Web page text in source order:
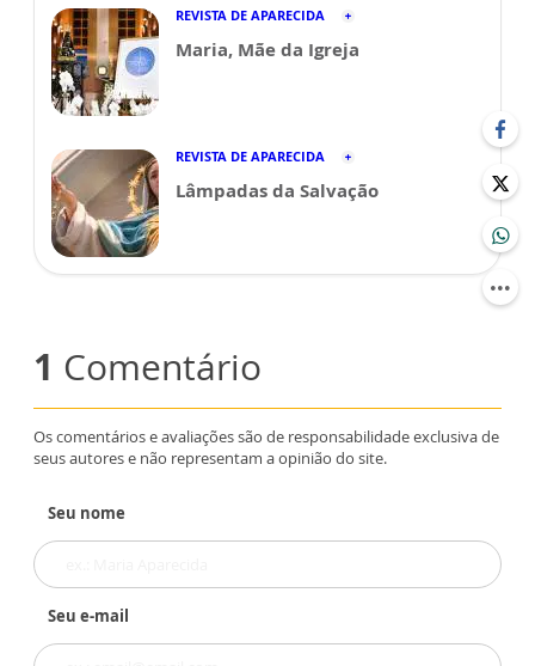
REVISTA DE APARECIDA
Maria, Mãe da Igreja
REVISTA DE APARECIDA
Lâmpadas da Salvação
1 Comentário
Os comentários e avaliações são de responsabilidade exclusiva de
seus autores e não representam a opinião do site.
Seu nome
Seu e-mail